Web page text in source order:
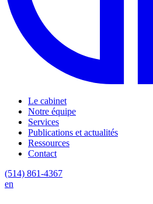
Le cabinet
Notre équipe
Services
Publications et actualités
Ressources
Contact
(514) 861-4367
en